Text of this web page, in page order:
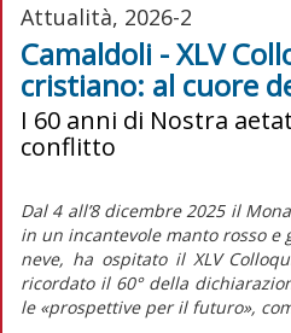
Attualità, 2026-2
Camaldoli - XLV
cristiano: al cuore
I 60 anni di Nostra
conflitto
Dal 4 all’8 dicembre 2025 il
in un incantevole manto rosso
neve, ha ospitato il XLV
ricordato il 60° della
le «prospettive per il futuro»,